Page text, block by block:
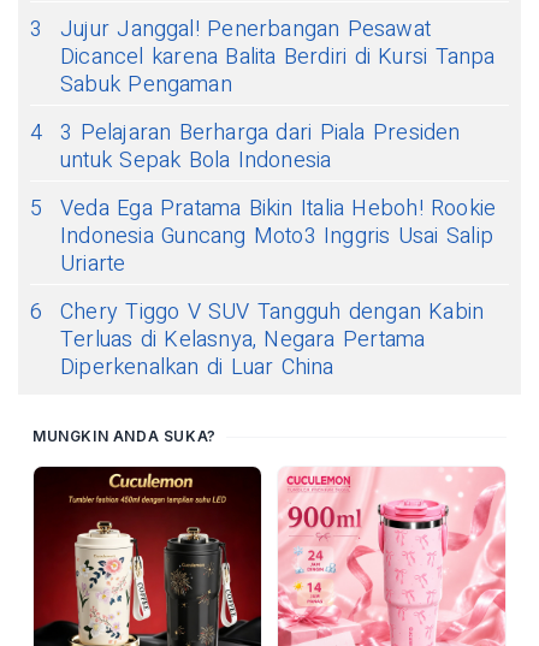
3
Jujur Janggal! Penerbangan Pesawat
Dicancel karena Balita Berdiri di Kursi Tanpa
Sabuk Pengaman
4 3 Pelajaran Berharga dari Piala Presiden
untuk Sepak Bola Indonesia
5 Veda Ega Pratama Bikin Italia Heboh! Rookie
Indonesia Guncang Moto3 Inggris Usai Salip
Uriarte
6 Chery Tiggo V SUV Tangguh dengan Kabin
Terluas di Kelasnya, Negara Pertama
Diperkenalkan di Luar China